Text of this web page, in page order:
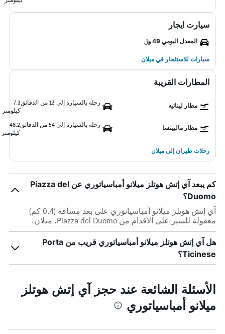
سيارت ايجار
المعدل اليومي 49 ﷼
سيارات للاستئجار في ميلان
المطارات القريبة
مطار ليناتيه رحلة بالسيارة إلى 13 من الدقائق
7.3
كيلومتر
مطار مالبينسا رحلة بالسيارة إلى 54 من الدقائق
48.2
كيلومتر
رحلات طيران إلى ميلان
كم يبعد آي إتش هوتلز ميلانو أمباسياتوري عن Piazza del
Duomo؟
آي إتش هوتلز ميلانو أمباسياتوري على بعد مسافة (0.4 كم)
معقولة للسير على الأقدام من Piazza del Duomo، ميلان.
هل آي إتش هوتلز ميلانو أمباسياتوري قريب من Porta
Ticinese؟
الأسئلة الشائعة عند حجز آي إتش هوتلز
ميلانو أمباسياتوري